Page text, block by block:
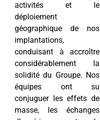
activités et le
déploiement
géographique de nos
implantations,
conduisant à accroître
considérablement la
solidité du Groupe. Nos
équipes ont su
conjuguer les effets de
masse, les échanges